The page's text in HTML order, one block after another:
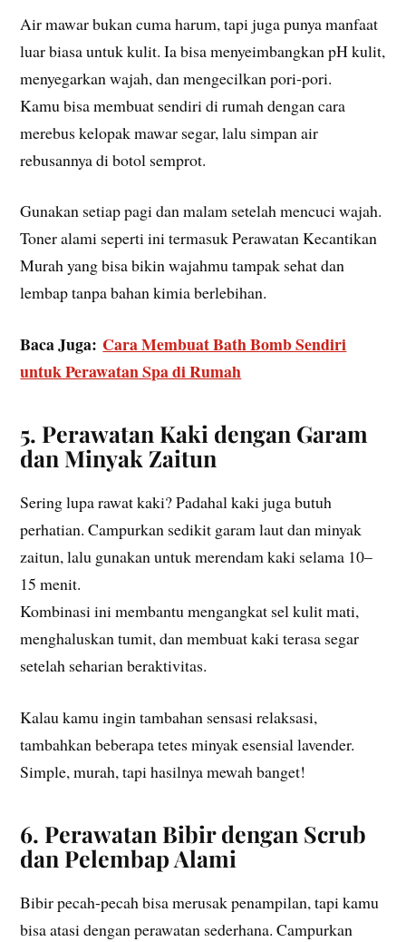
Air mawar bukan cuma harum, tapi juga punya manfaat
luar biasa untuk kulit. Ia bisa menyeimbangkan pH kulit,
menyegarkan wajah, dan mengecilkan pori-pori.
Kamu bisa membuat sendiri di rumah dengan cara
merebus kelopak mawar segar, lalu simpan air
rebusannya di botol semprot.
Gunakan setiap pagi dan malam setelah mencuci wajah.
Toner alami seperti ini termasuk Perawatan Kecantikan
Murah yang bisa bikin wajahmu tampak sehat dan
lembap tanpa bahan kimia berlebihan.
Baca Juga: Cara Membuat Bath Bomb Sendiri
untuk Perawatan Spa di Rumah
5. Perawatan Kaki dengan Garam
dan Minyak Zaitun
Sering lupa rawat kaki? Padahal kaki juga butuh
perhatian. Campurkan sedikit garam laut dan minyak
zaitun, lalu gunakan untuk merendam kaki selama 10–
15 menit.
Kombinasi ini membantu mengangkat sel kulit mati,
menghaluskan tumit, dan membuat kaki terasa segar
setelah seharian beraktivitas.
Kalau kamu ingin tambahan sensasi relaksasi,
tambahkan beberapa tetes minyak esensial lavender.
Simple, murah, tapi hasilnya mewah banget!
6. Perawatan Bibir dengan Scrub
dan Pelembap Alami
Bibir pecah-pecah bisa merusak penampilan, tapi kamu
bisa atasi dengan perawatan sederhana. Campurkan